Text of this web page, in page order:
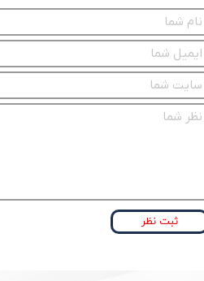
ثبت نظر